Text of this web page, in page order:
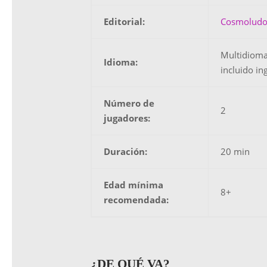
Editorial: Cosmoludo
Idioma:
incluido
Número de
jugadores:
2
Duración: 20 min
Edad mínima
recomendada:
8+
¿DE QUÉ VA?